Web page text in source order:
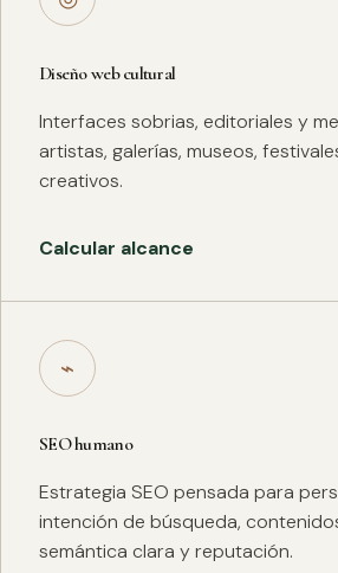
Diseño web cultural
Interfaces sobrias, editoriales y
artistas, galerías, museos,
creativos.
Calcular alcance
⌁
SEO humano
Estrategia SEO pensada para
intención de búsqueda,
semántica clara y reputación.